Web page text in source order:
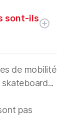
sont-ils
de mobilité
pas